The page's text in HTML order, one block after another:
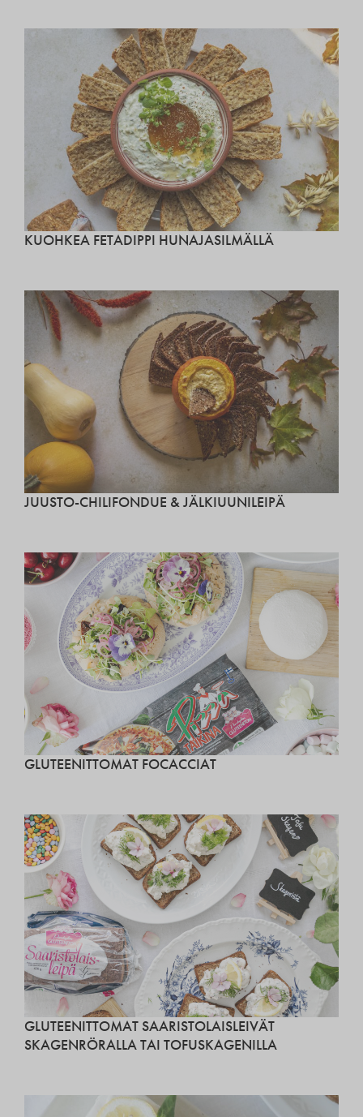
KUOHKEA FETADIPPI HUNAJASILMÄLLÄ
JUUSTO-CHILIFONDUE & JÄLKIUUNILEIPÄ
GLUTEENITTOMAT FOCACCIAT
GLUTEENITTOMAT SAARISTOLAISLEIVÄT
SKAGENRÖRALLA TAI TOFUSKAGENILLA